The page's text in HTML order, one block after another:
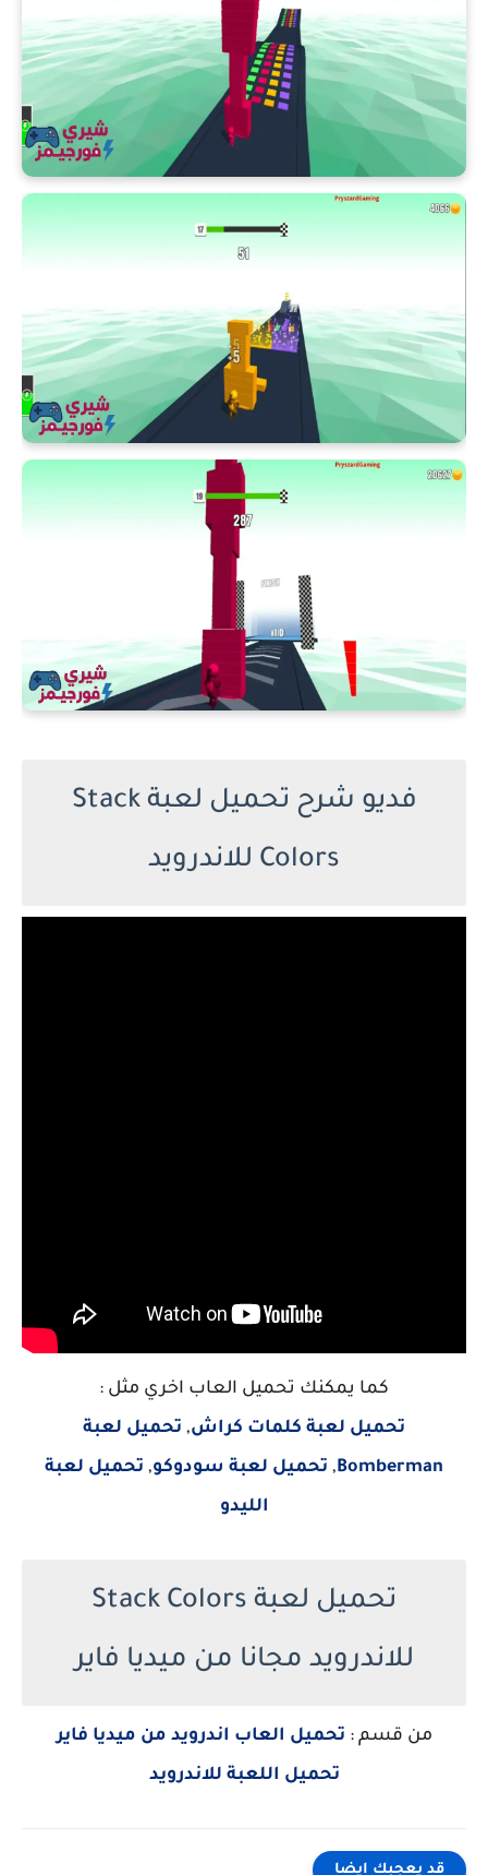
فديو شرح تحميل لعبة Stack
Colors للاندرويد
كما يمكنك تحميل العاب اخري مثل :
تحميل لعبة كلمات كراش, تحميل لعبة
Bomberman
, تحميل لعبة سودوكو, تحميل لعبة
الليدو
تحميل لعبة Stack Colors
للاندرويد مجانا من ميديا فاير
من قسم : تحميل العاب اندرويد من ميديا فاير
تحميل اللعبة للاندرويد
قد يعجبك ايضا